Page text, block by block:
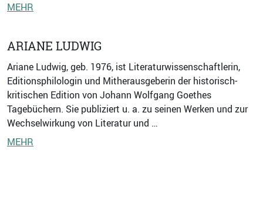
MEHR
ARIANE LUDWIG
Ariane Ludwig, geb. 1976, ist Literaturwissenschaftlerin,
Editionsphilologin und Mitherausgeberin der historisch-
kritischen Edition von Johann Wolfgang Goethes
Tagebüchern. Sie publiziert u. a. zu seinen Werken und zur
Wechselwirkung von Literatur und …
MEHR